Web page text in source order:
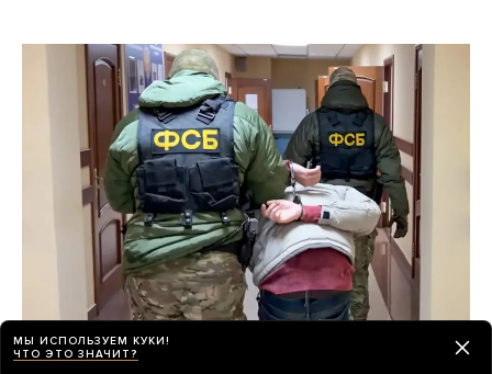
Российская элита боится, что ФСБ
МЫ ИСПОЛЬЗУЕМ КУКИ!
ЧТО ЭТО ЗНАЧИТ?